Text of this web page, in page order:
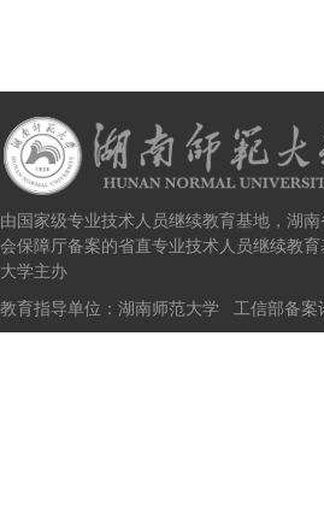
由国家级专业技术人员继续教育基地，湖
会保障厅备案的省直专业技术人员继续教
大学主办
教育指导单位：湖南师范大学 工信部备案